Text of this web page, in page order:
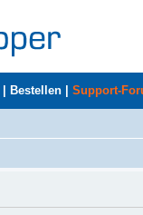
Bestellen Support-